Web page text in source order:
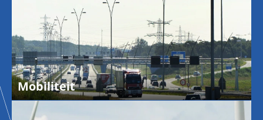
Mobiliteit